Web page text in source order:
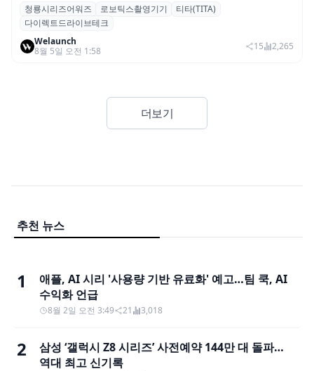
청룡시리즈어워즈 레드카펫에 등장한 바퀴
형 이족 보행 로봇 ‘티타(TITA)’
청룡시리즈어워즈 로보틱스촬영기기
티타(TITA)
다이렉트드라이브테크
Welaunch
8월 5일 오전 1:58
15 2,265
더보기
추천 뉴스
1
애플, AI 시리 '사용량 기반 유료화' 예고…팀 쿡, AI
수익화 언급
8월 2일 오전 3:49 21 3,018
2
삼성 ‘갤럭시 Z8 시리즈’ 사전예약 144만 대 돌파…
역대 최고 신기록